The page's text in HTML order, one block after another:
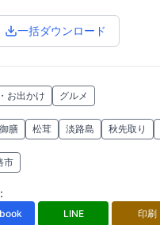
一括ダウンロード
お出かけ グルメ
御膳 松茸 淡路島 秋先取り
市
:
LINE 印刷